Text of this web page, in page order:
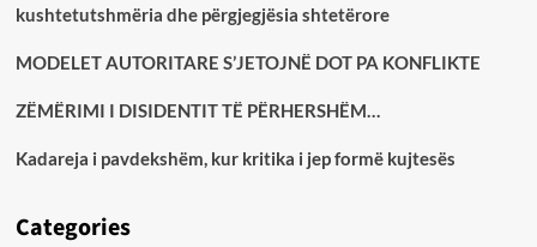
kushtetutshmëria dhe përgjegjësia shtetërore
MODELET AUTORITARE S’JETOJNË DOT PA KONFLIKTE
ZËMËRIMI I DISIDENTIT TË PËRHERSHËM…
Kadareja i pavdekshëm, kur kritika i jep formë kujtesës
Categories